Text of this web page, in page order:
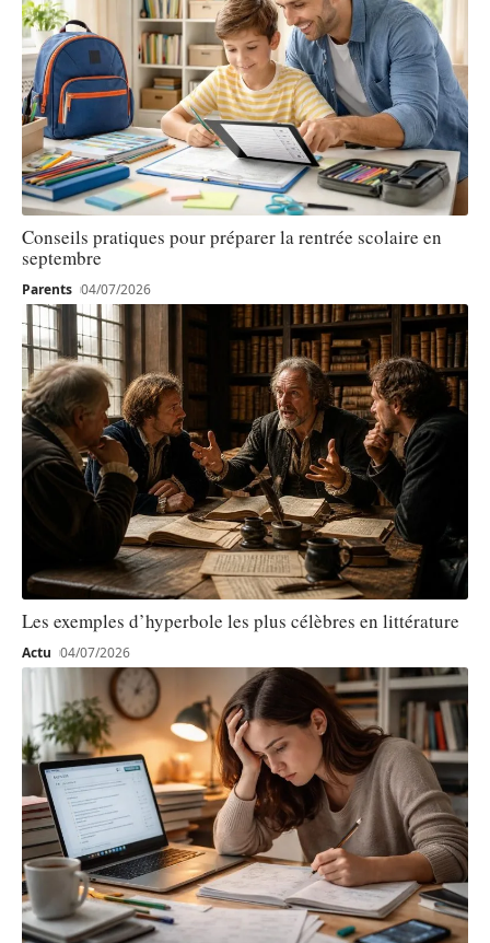
Conseils pratiques pour préparer la rentrée scolaire en
septembre
Parents 04/07/2026
Les exemples d’hyperbole les plus célèbres en littérature
Actu 04/07/2026